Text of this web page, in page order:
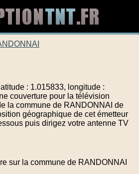
: 1.015833, longitude :
couverture pour la télévision
la commune de RANDONNAI de
géographique de cet émetteur
puis dirigez votre antenne TV
sur la commune de RANDONNAI